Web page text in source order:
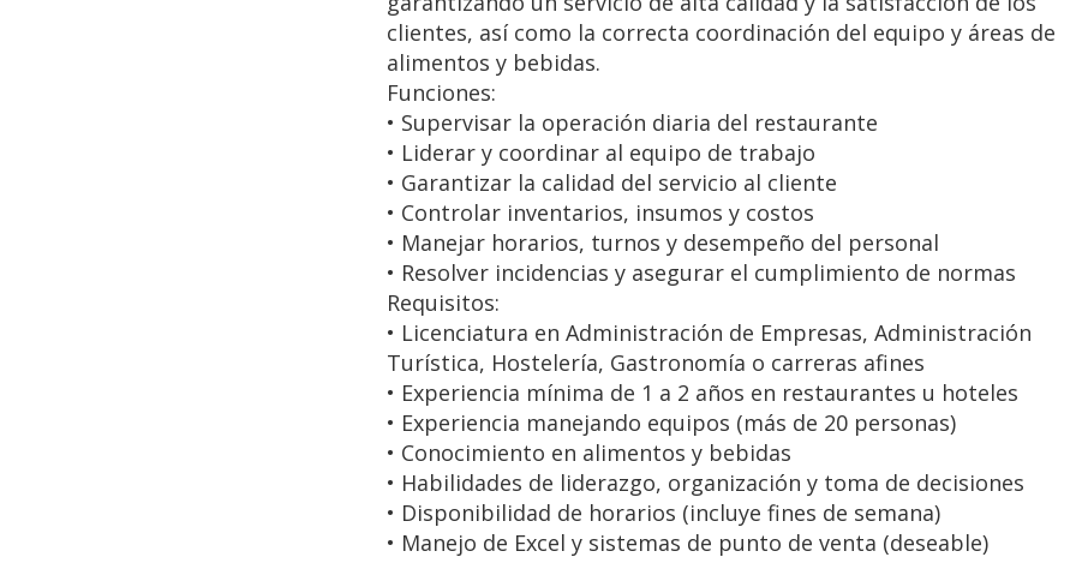
clientes, así como la correcta coordinación del equipo y áreas de
alimentos y bebidas.
Funciones:
• Supervisar la operación diaria del restaurante
• Liderar y coordinar al equipo de trabajo
• Garantizar la calidad del servicio al cliente
• Controlar inventarios, insumos y costos
• Manejar horarios, turnos y desempeño del personal
• Resolver incidencias y asegurar el cumplimiento de normas
Requisitos:
• Licenciatura en Administración de Empresas, Administración
Turística, Hostelería, Gastronomía o carreras afines
• Experiencia mínima de 1 a 2 años en restaurantes u hoteles
• Experiencia manejando equipos (más de 20 personas)
• Conocimiento en alimentos y bebidas
• Habilidades de liderazgo, organización y toma de decisiones
• Disponibilidad de horarios (incluye fines de semana)
• Manejo de Excel y sistemas de punto de venta (deseable)